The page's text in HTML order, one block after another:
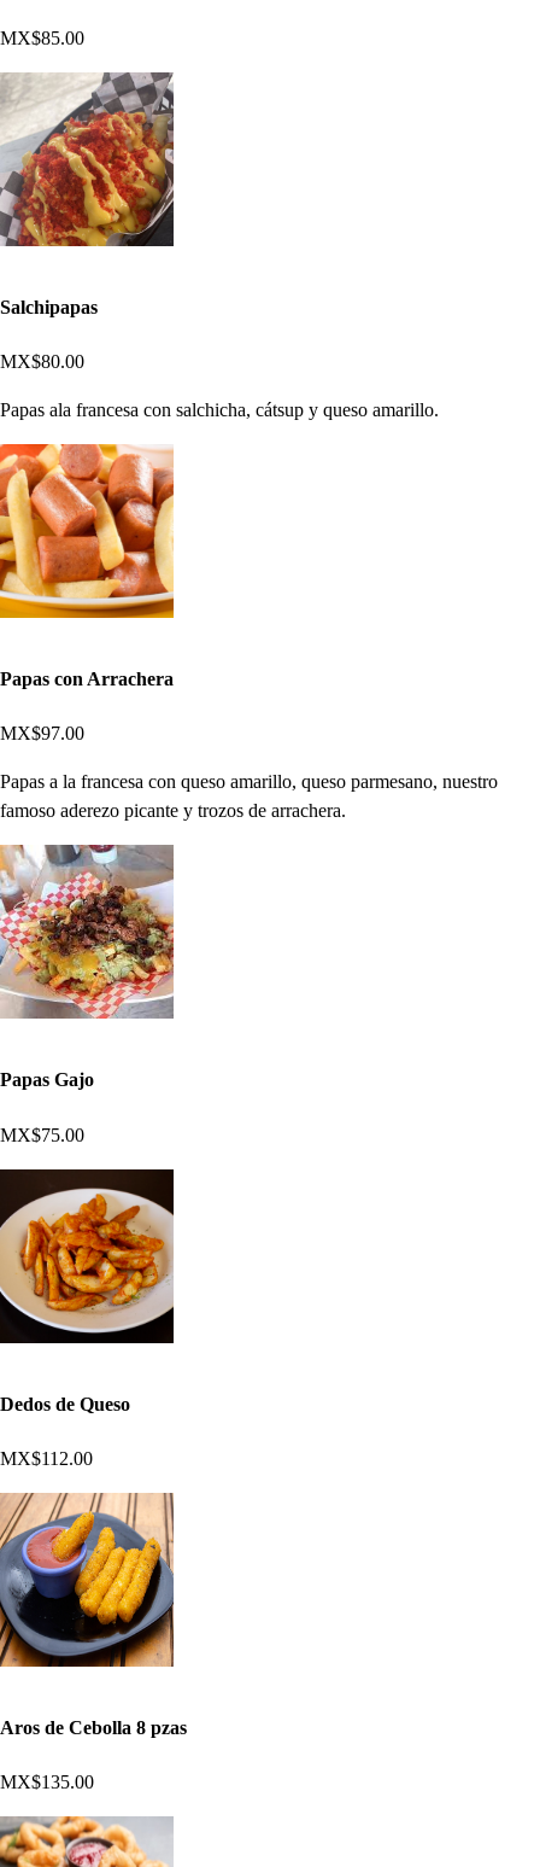
MX$85.00
Salchipapas
MX$80.00
Papas ala francesa con salchicha, cátsup y queso amarillo.
Papas con Arrachera
MX$97.00
Papas a la francesa con queso amarillo, queso parmesano, nuestro
famoso aderezo picante y trozos de arrachera.
Papas Gajo
MX$75.00
Dedos de Queso
MX$112.00
Aros de Cebolla 8 pzas
MX$135.00